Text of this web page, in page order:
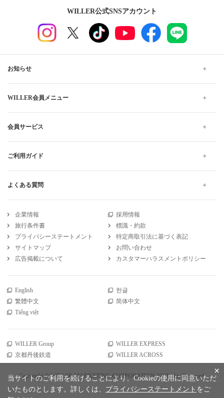
WILLER公式SNSアカウント
お知らせ
WILLER会員メニュー
会員サービス
ご利用ガイド
よくある質問
企業情報
採用情報
旅行条件書
標識・約款
プライバシーステートメント
特定商取引法に基づく表記
サイトマップ
お問い合わせ
広告掲載について
カスタマーハラスメントポリシー
English
한글
繁體中文
简体中文
Tiếng việt
WILLER Group
WILLER EXPRESS
京都丹後鉄道
WILLER ACROSS
Copyright © WILLER MARKETING CORPORATION All Rights Reserved. ×
当サイトのご利用を続けることにより、Cookieの使用に同意いただ
いたものとします。詳しくは、 プライバシーステートメント をご